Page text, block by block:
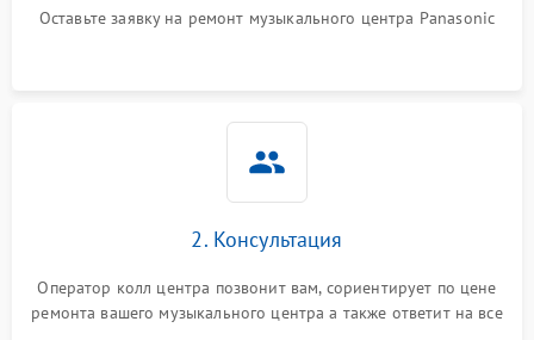
Оставьте заявку на ремонт музыкального центра Panasonic
2. Консультация
Оператор колл центра позвонит вам, сориентирует по цене
ремонта вашего музыкального центра а также ответит на все